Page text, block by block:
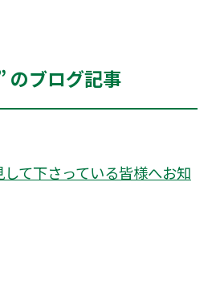
のブログ記事
て下さっている皆様へお知